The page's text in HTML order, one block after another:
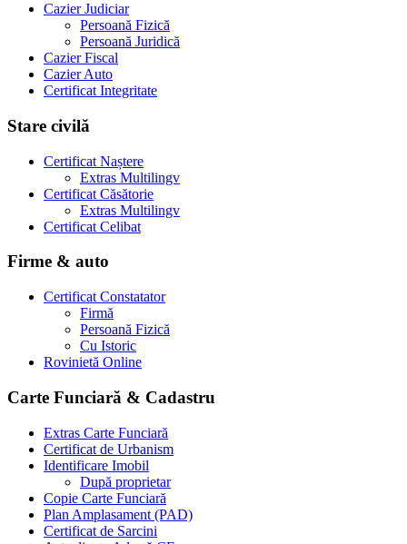
Cazier Judiciar
Persoană Fizică
Persoană Juridică
Cazier Fiscal
Cazier Auto
Certificat Integritate
Stare civilă
Certificat Naștere
Extras Multilingv
Certificat Căsătorie
Extras Multilingv
Certificat Celibat
Firme & auto
Certificat Constatator
Firmă
Persoană Fizică
Cu Istoric
Rovinietă Online
Carte Funciară & Cadastru
Extras Carte Funciară
Certificat de Urbanism
Identificare Imobil
După proprietar
Copie Carte Funciară
Plan Amplasament (PAD)
Certificat de Sarcini